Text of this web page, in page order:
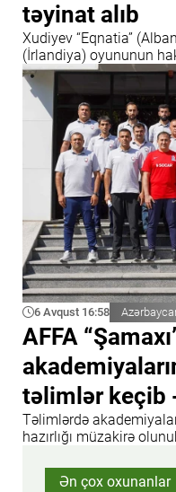
təyinat alıb
Xudiyev “Eqnatia”
(İrlandiya) oyununun
6 Avqust 16:58
AFFA
təlimlər keçib
Təlimlərdə
hazırlığı müzakirə
Ən çox oxunanlar